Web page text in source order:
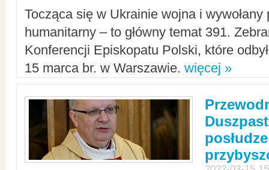
Tocząca się w Ukrainie wojna i
humanitarny – to główny temat 391.
Konferencji Episkopatu Polski, które
15 marca br. w Warszawie. więcej »